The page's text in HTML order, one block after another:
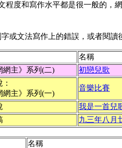
程度和寫作水平都是很一般的，
或文法寫作上的錯誤，或者閱
名稱
網主》系列(二)
初戀兒歌
網主》系列(一)
音樂比賽
我是一首兒
九三年八月
名稱